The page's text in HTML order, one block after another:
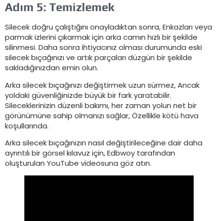
Adım 5: Temizlemek
Silecek doğru çalıştığını onayladıktan sonra, Enkazları veya
parmak izlerini çıkarmak için arka camın hızlı bir şekilde
silinmesi. Daha sonra ihtiyacınız olması durumunda eski
silecek bıçağınızı ve artık parçaları düzgün bir şekilde
sakladığınızdan emin olun.
Arka silecek bıçağınızı değiştirmek uzun sürmez, Ancak
yoldaki güvenliğinizde büyük bir fark yaratabilir.
Sileceklerinizin düzenli bakımı, her zaman yolun net bir
görünümüne sahip olmanızı sağlar, Özellikle kötü hava
koşullarında.
Arka silecek bıçağınızın nasıl değiştirileceğine dair daha
ayrıntılı bir görsel kılavuz için, Edbwoy tarafından
oluşturulan YouTube videosuna göz atın.